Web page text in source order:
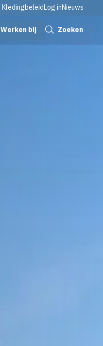
KledingbeleidLog inNieuws
Werken bij Zoeken
Sluiten